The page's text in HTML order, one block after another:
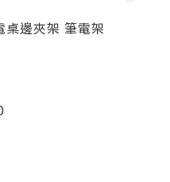
邊夾架 筆電架